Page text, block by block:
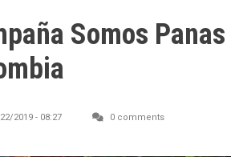
Somos Panas
2019 - 08:27 0 comments